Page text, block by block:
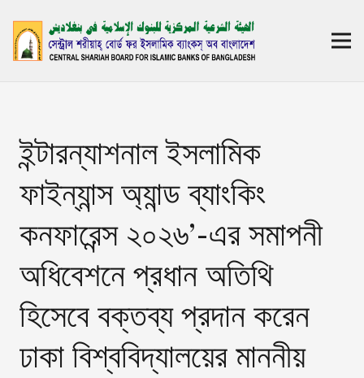
ইন্টারন্যাশনাল ইসলামিক
ফাইন্যান্স অ্যান্ড ব্যাংকিং
কনফারেন্স ২০২৬’-এর সমাপনী
অধিবেশনে প্রধান অতিথি
হিসেবে বক্তব্য প্রদান করেন
ঢাকা বিশ্ববিদ্যালয়ের মাননীয়